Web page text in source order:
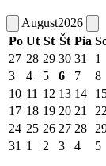
August2026
Po Ut St Št Pia
27 28 29 30 31 1
3
4 5 6 7 8
10 11 12 13 14
17 18 19 20 21 22
24 25 26 27 28
31 1 2 3 4 5